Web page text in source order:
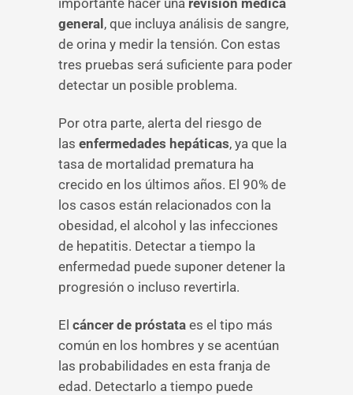
importante hacer una revisión médica
general , que incluya análisis de sangre,
de orina y medir la tensión. Con estas
tres pruebas será suficiente para poder
detectar un posible problema.
Por otra parte, alerta del riesgo de
las enfermedades hepáticas, ya que la
tasa de mortalidad prematura ha
crecido en los últimos años. El 90% de
los casos están relacionados con la
obesidad, el alcohol y las infecciones
de hepatitis. Detectar a tiempo la
enfermedad puede suponer detener la
progresión o incluso revertirla.
El cáncer de próstata es el tipo más
común en los hombres y se acentúan
las probabilidades en esta franja de
edad. Detectarlo a tiempo puede